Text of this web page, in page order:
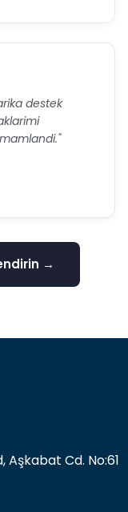
destek
→
Cd. No:61